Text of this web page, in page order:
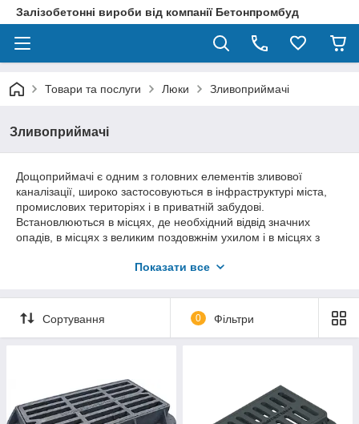
Залізобетонні вироби від компанії Бетонпромбуд
Товари та послуги Люки Зливоприймачі
Зливоприймачі
Дощоприймачі є одним з головних елементів зливової
каналізації, широко застосовуються в інфраструктурі міста,
промислових територіях і в приватній забудові.
Встановлюються в місцях, де необхідний відвід значних
опадів, в місцях з великим поздовжнім ухилом і в місцях з
дощоприймачів є наступні технічні характеристики:
- чавунний матеріал гарантує тривалу експлуатацію
дощоприймача;
- наявність решітки забезпечує безпеку для навколишніх;
Показати все
Сортування 0 Фільтри